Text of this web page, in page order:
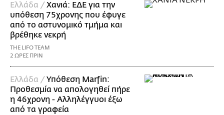
Ελλάδα /Χανιά: ΕΔΕ για την
υπόθεση 75χρονης που έφυγε
από το αστυνομικό τμήμα και
βρέθηκε νεκρή
THE LIFO TEAM
2 ΩΡΕΣ ΠΡΙΝ
Ελλάδα /Υπόθεση Marfin:
Προθεσμία να απολογηθεί πήρε
η 46χρονη - Αλληλέγγυοι έξω
από τα γραφεία